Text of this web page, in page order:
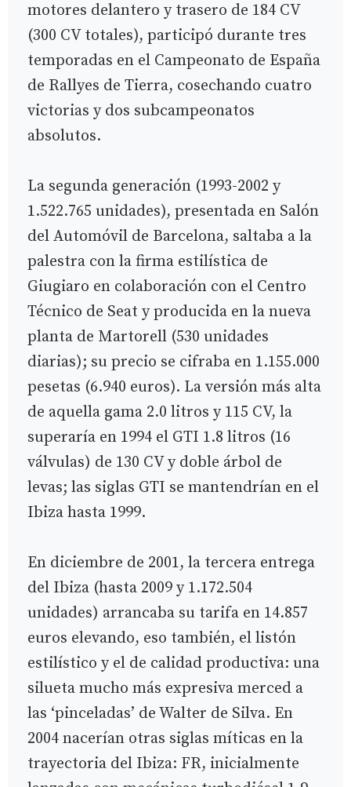
motores delantero y trasero de 184 CV
(300 CV totales), participó durante tres
temporadas en el Campeonato de España
de Rallyes de Tierra, cosechando cuatro
victorias y dos subcampeonatos
absolutos.
La segunda generación (1993-2002 y
1.522.765 unidades), presentada en Salón
del Automóvil de Barcelona, saltaba a la
palestra con la firma estilística de
Giugiaro en colaboración con el Centro
Técnico de Seat y producida en la nueva
planta de Martorell (530 unidades
diarias); su precio se cifraba en 1.155.000
pesetas (6.940 euros). La versión más alta
de aquella gama 2.0 litros y 115 CV, la
superaría en 1994 el GTI 1.8 litros (16
válvulas) de 130 CV y doble árbol de
levas; las siglas GTI se mantendrían en el
Ibiza hasta 1999.
En diciembre de 2001, la tercera entrega
del Ibiza (hasta 2009 y 1.172.504
unidades) arrancaba su tarifa en 14.857
euros elevando, eso también, el listón
estilístico y el de calidad productiva: una
silueta mucho más expresiva merced a
las ‘pinceladas’ de Walter de Silva. En
2004 nacerían otras siglas míticas en la
trayectoria del Ibiza: FR, inicialmente